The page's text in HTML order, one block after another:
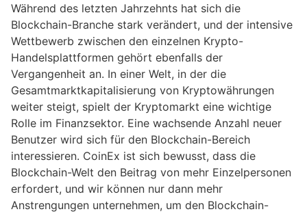
Während des letzten Jahrzehnts hat sich die
Blockchain-Branche stark verändert, und der intensive
Wettbewerb zwischen den einzelnen Krypto-
Handelsplattformen gehört ebenfalls der
Vergangenheit an. In einer Welt, in der die
Gesamtmarktkapitalisierung von Kryptowährungen
weiter steigt, spielt der Kryptomarkt eine wichtige
Rolle im Finanzsektor. Eine wachsende Anzahl neuer
Benutzer wird sich für den Blockchain-Bereich
interessieren. CoinEx ist sich bewusst, dass die
Blockchain-Welt den Beitrag von mehr Einzelpersonen
erfordert, und wir können nur dann mehr
Anstrengungen unternehmen, um den Blockchain-